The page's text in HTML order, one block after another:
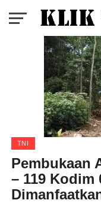
TNI
Pembukaan
– 119 Kodim